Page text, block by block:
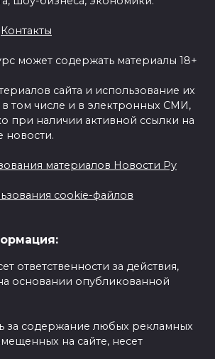
Контакты
может содержать материалы 18+
сайта и использование их
том числе и в электронных СМИ,
при наличии активной ссылки на
новости.
материалов Новости Ру
cookie-файлов
ответственности за действия,
основании опубликованной
за содержание любых рекламных
на сайте, несет